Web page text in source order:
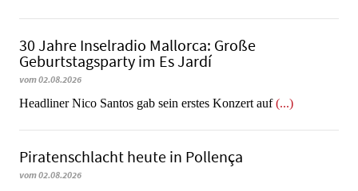
30 Jahre Inselradio Mallorca: Große
Geburtstagsparty im Es Jardí
vom 02.08.2026
Headliner Nico Santos gab sein erstes Konzert auf(...)
Piratenschlacht heute in Po­llen­ça
vom 02.08.2026